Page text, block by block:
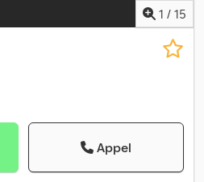
1 / 15
Appel